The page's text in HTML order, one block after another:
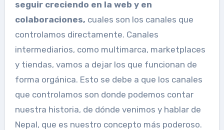
seguir creciendo en la web y en
colaboraciones, cuales son los canales que
controlamos directamente. Canales
intermediarios, como multimarca, marketplaces
y tiendas, vamos a dejar los que funcionan de
forma orgánica. Esto se debe a que los canales
que controlamos son donde podemos contar
nuestra historia, de dónde venimos y hablar de
Nepal, que es nuestro concepto más poderoso.